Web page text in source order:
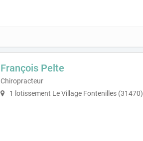
François Pelte
Chiropracteur
1 lotissement Le Village Fontenilles (31470)